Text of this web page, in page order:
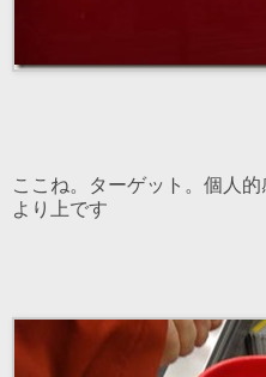
ここね。ターゲット。個人
より上です